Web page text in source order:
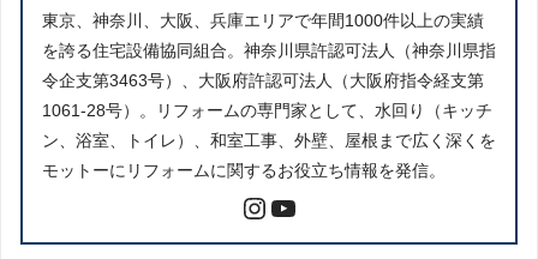
東京、神奈川、大阪、兵庫エリアで年間1000件以上の実績
を誇る住宅設備協同組合。神奈川県許認可法人（神奈川県指
令企支第3463号）、大阪府許認可法人（大阪府指令経支第
1061-28号）。リフォームの専門家として、水回り（キッチ
ン、浴室、トイレ）、和室工事、外壁、屋根まで広く深くを
モットーにリフォームに関するお役立ち情報を発信。